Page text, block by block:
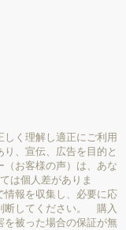
く理解し適正にご利用
、宣伝、広告を目的と
お客様の声）は、あな
は個人差がありま
報を収集し、必要に応
断してください。 購入
を被った場合の保証が無